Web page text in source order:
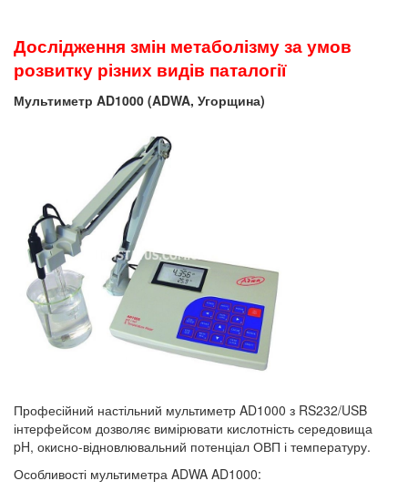
Дослідження змін метаболізму за умов
розвитку різних видів паталогії
Мультиметр AD1000 (ADWA, Угорщина)
Професійний настільний мультиметр AD1000 з RS232/USB
інтерфейсом дозволяє вимірювати кислотність середовища
pH, окисно-відновлювальний потенціал ОВП і температуру.
Особливості мультиметра ADWA AD1000: